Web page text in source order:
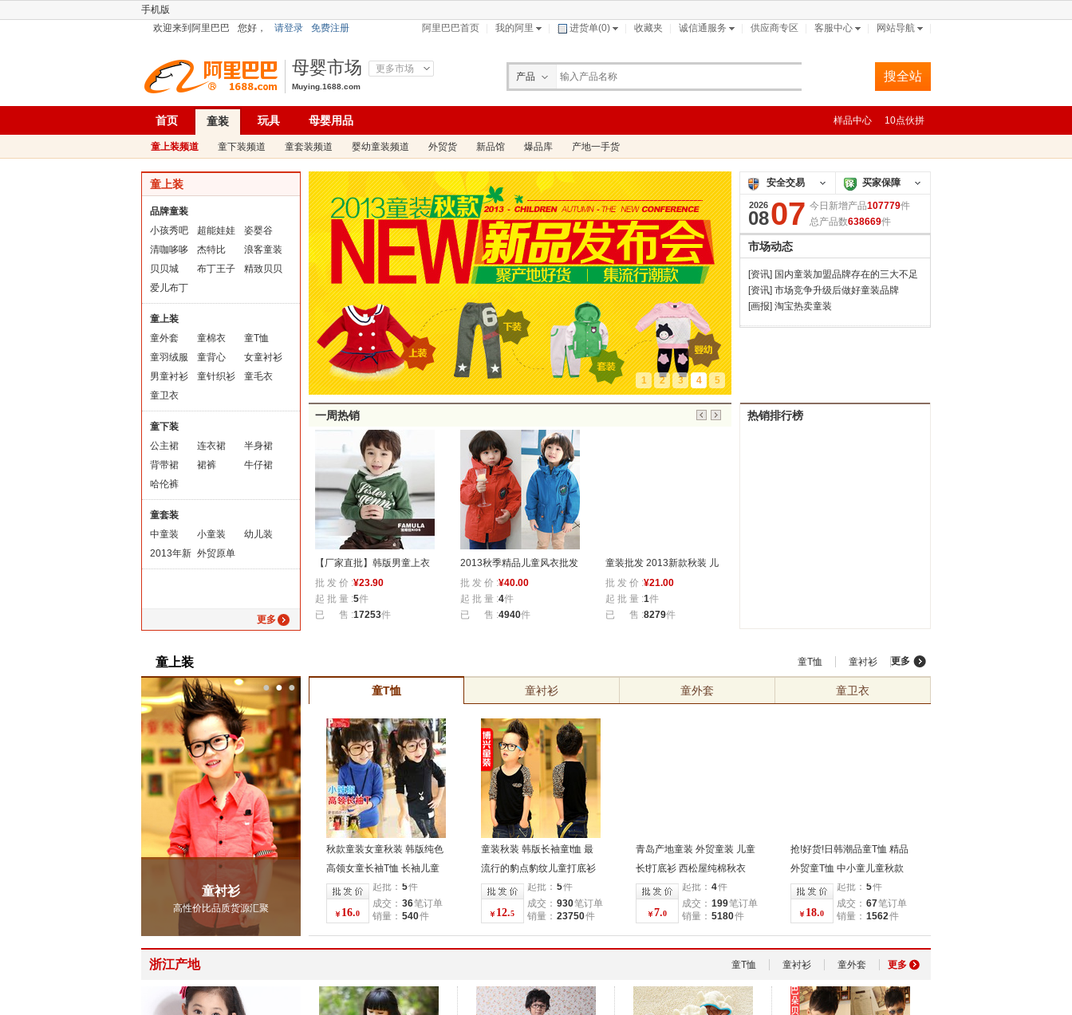
手机版
您好，
欢迎来到阿里巴巴 请登录 免费注册 阿里巴巴首页 我的阿里 进货单(0) 收藏夹 诚信通服务 供应商专区 客服中心 网站导航
母婴市场 更多市场
Muying.1688.com
产品 搜全站
首页 童装 玩具 母婴用品 样品中心 10点伙拼
童上装频道 童下装频道 童套装频道 婴幼童装频道 外贸货 新品馆 爆品库 产地一手货
童上装
品牌童装
小孩秀吧
超能娃娃
姿婴谷
清咖哆哆
杰特比
浪客童装
贝贝城
布丁王子
精致贝贝
爱儿布丁
童上装
童外套
童棉衣
童T恤
童羽绒服
童背心
女童衬衫
男童衬衫
童针织衫
童毛衣
童卫衣
童下装
公主裙
连衣裙
半身裙
背带裙
裙裤
牛仔裙
哈伦裤
童套装
中童装
小童装
幼儿装
2013年新
款
外贸原单
更多
1 2 3 4 5
一周热销
【厂家直批】韩版男童上衣
长袖连帽卫衣 纯棉儿童抓绒
卫衣 t06
批 发 价 :¥ 23.90
起 批 量 :5 件
已 售 :
17253件
2013秋季精品儿童风衣批发
潮流韩版新品童外套 儿童风
衣外套Z1.1
批 发 价 :¥ 40.00
起 批 量 :4 件
已 售 :
4940件
童装批发 2013新款秋装 儿
童马甲 男童背心薄款 童装加
工定制
批 发 价 :¥ 21.00
起 批 量 :1 件
已 售 :
8279件
淘王子 童装批发 2013秋装
安全交易 买家保障
2026
0807 今日新增产品107779件
总产品数638669件
市场动态
[资讯] 国内童装加盟品牌存在的三大不足
[资讯] 市场竞争升级后做好童装品牌
[画报] 淘宝热卖童装
热销排行榜
童上装 更多
童T恤 童衬衫
● ● ●
童衬衫
高性价比品质货源汇聚
童T恤 童衬衫 童外套 童卫衣
秋款童装女童秋装 韩版纯色
高领女童长袖T恤 长袖儿童
打底衫
16.0
起批： 5件
成交： 36笔订单
销量： 540件
童装秋装 韩版长袖童t恤 最
流行的豹点豹纹儿童打底衫
圆领t恤
12.5
起批： 5件
成交： 930笔订单
销量： 23750件
青岛产地童装 外贸童装 儿童
长t打底衫 西松屋纯棉秋衣
秋季新品
7.0
起批： 4件
成交： 199笔订单
销量： 5180件
抢!好货!日韩潮品童T恤 精品
外贸童T恤 中小童儿童秋款
童装厂家
18.0
起批： 5件
成交： 67笔订单
销量： 1562件
浙江产地 更多
童T恤 童衬衫 童外套